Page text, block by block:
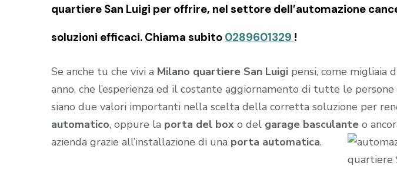
quartiere San Luigi per offrire, nel settore dell’automazione
soluzioni efficaci. Chiama subito 0289601329 !
Se anche tu che vivi a Milano quartiere San Luigi pensi, come migliaia
anno, che l’esperienza ed il costante aggiornamento di tutte le
siano due valori importanti nella scelta della corretta soluzione per
automatico, oppure la porta del box o del garage basculante o
azienda grazie all’installazione di una porta automatica.